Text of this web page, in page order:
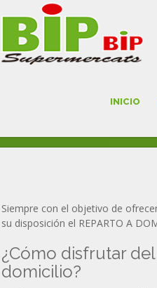
INICIO
REPARTO
Siempre con el objetivo de
su disposición el REPARTO A
¿Cómo disfrutar
domicilio?